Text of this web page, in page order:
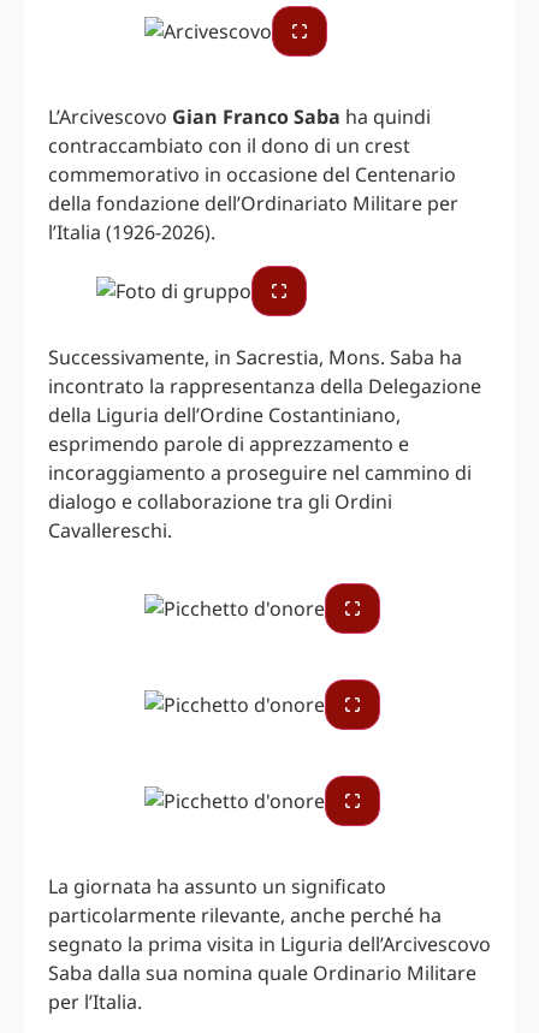
L’Arcivescovo Gian Franco Saba ha quindi
contraccambiato con il dono di un crest
commemorativo in occasione del Centenario
della fondazione dell’Ordinariato Militare per
l’Italia (1926-2026).
Successivamente, in Sacrestia, Mons. Saba ha
incontrato la rappresentanza della Delegazione
della Liguria dell’Ordine Costantiniano,
esprimendo parole di apprezzamento e
incoraggiamento a proseguire nel cammino di
dialogo e collaborazione tra gli Ordini
Cavallereschi.
La giornata ha assunto un significato
particolarmente rilevante, anche perché ha
segnato la prima visita in Liguria dell’Arcivescovo
Saba dalla sua nomina quale Ordinario Militare
per l’Italia.